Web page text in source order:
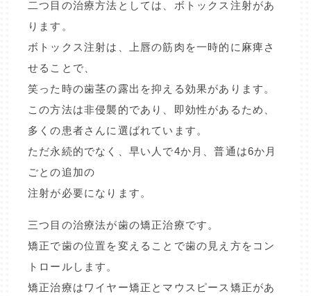
二つ目の治療方法としては、ボトックス注射があ
ります。
ボトックス注射は、上唇の筋肉を一時的に麻痺さ
せることで、
笑った時の歯茎の露出を抑える効果があります。
この方法は非侵襲的であり、即効性があるため、
多くの患者さんに選ばれています。
ただ永続的でなく、早い人で4か月、普通は6か月
ごとの追加の
注射が必要になります。
三つ目の治療法が歯の矯正治療です。
矯正で歯の位置を変えることで歯の見え方をコン
トロールします。
矯正治療はワイヤー矯正とマウスピース矯正があ